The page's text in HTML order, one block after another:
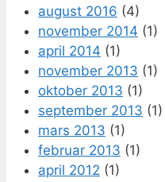
august 2016 (4)
november 2014 (1)
april 2014 (1)
november 2013 (1)
oktober 2013 (1)
september 2013 (1)
mars 2013 (1)
februar 2013 (1)
april 2012 (1)